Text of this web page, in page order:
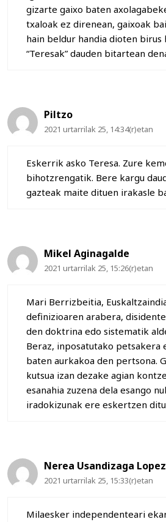
gizarte gaixo baten
txaloak ez direnean, gaixoak
hain beldur handia dioten birus
“Teresak” dauden bitartean
Piltzo
2021 urtarrilak 25, 14:34(r)etan
Eskerrik asko Teresa. Zure
bihotzrengatik. Bere kargu
gazteak maite dituen irakasle
Mikel Aginagalde
2021 urtarrilak 25, 15:26(r)etan
Mari Berrizbeitia,
definizioaren arabera,
den doktrina edo sistematik
Beraz, inposatutako petsakera
baten aurkakoa den pertsona.
kutsua izan dezake agian
esanahia zuzena dela esango
iradokizunak ere eskertzen
Nerea Usandizaga Lopez
2021 urtarrilak 25, 15:33(r)etan
Milaesker independenteari